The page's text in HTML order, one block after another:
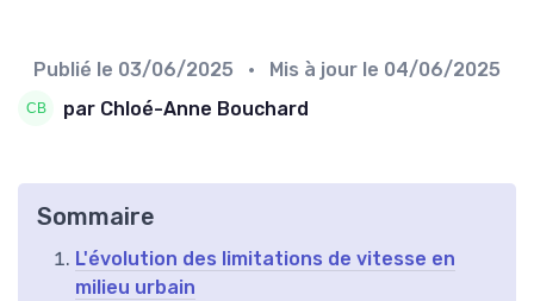
Publié le 03/06/2025 • Mis à jour le 04/06/2025
par Chloé-Anne Bouchard
Sommaire
L'évolution des limitations de vitesse en
milieu urbain